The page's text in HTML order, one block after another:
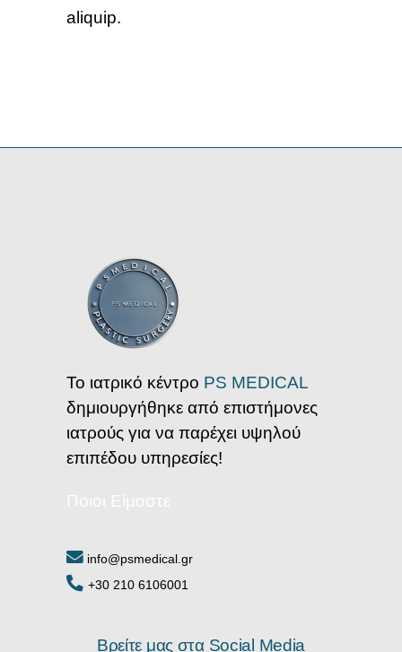
aliquip.
Το ιατρικό κέντρο PS MEDICAL
δημιουργήθηκε από επιστήμονες
ιατρούς για να παρέχει υψηλού
επιπέδου υπηρεσίες!
info@psmedical.gr
+30 210 6106001
Βρείτε μας στα Social Media